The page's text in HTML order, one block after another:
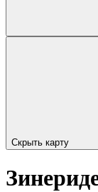
Скрыть карту